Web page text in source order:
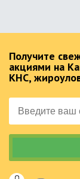
Получите
акциями на
КНС,